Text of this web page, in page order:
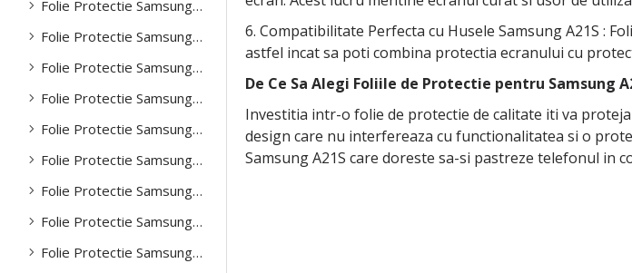
Folie Protectie Samsung A34
Folie Protectie Samsung A35
Folie Protectie Samsung A51
Folie Protectie Samsung A52
Folie Protectie Samsung A53
Folie Protectie Samsung A54
Folie Protectie Samsung A55
Folie Protectie Samsung A71
Folie Protectie Samsung A72
6. Compatibilitate Perfecta cu Husele Samsung A21S :
astfel incat sa poti combina protectia ecranului cu
De Ce Sa Alegi Foliile de Protectie pentru Samsung
Investitia intr-o folie de protectie de calitate iti va
design care nu interfereaza cu functionalitatea si o
Samsung A21S care doreste sa-si pastreze telefonul in